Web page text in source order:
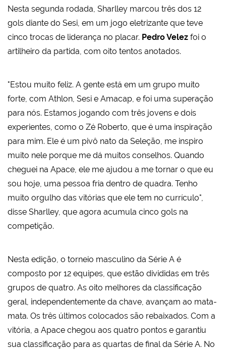
Nesta segunda rodada, Sharlley marcou três dos 12
gols diante do Sesi, em um jogo eletrizante que teve
cinco trocas de liderança no placar. Pedro Velez foi o
artilheiro da partida, com oito tentos anotados.
"Estou muito feliz. A gente está em um grupo muito
forte, com Athlon, Sesi e Amacap, e foi uma superação
para nós. Estamos jogando com três jovens e dois
experientes, como o Zé Roberto, que é uma inspiração
para mim. Ele é um pivô nato da Seleção, me inspiro
muito nele porque me dá muitos conselhos. Quando
cheguei na Apace, ele me ajudou a me tornar o que eu
sou hoje, uma pessoa fria dentro de quadra. Tenho
muito orgulho das vitórias que ele tem no currículo",
disse Sharlley, que agora acumula cinco gols na
competição.
Nesta edição, o torneio masculino da Série A é
composto por 12 equipes, que estão divididas em três
grupos de quatro. As oito melhores da classificação
geral, independentemente da chave, avançam ao mata-
mata. Os três últimos colocados são rebaixados. Com a
vitória, a Apace chegou aos quatro pontos e garantiu
sua classificação para as quartas de final da Série A. No